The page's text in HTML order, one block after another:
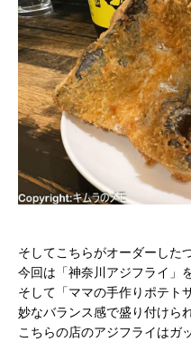
そしてこちらがオーダーした
今回は「神奈川アジフライ」
そして「ママの手作りポテト
妙なバランス感で盛り付けら
こちらの店のアジフライはガ